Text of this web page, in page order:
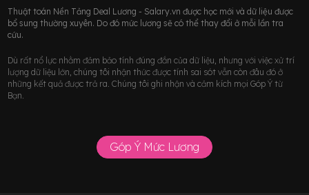
Thuật toán Nền Tảng Deal Lương - Salary.vn được học mới và dữ liệu được
bổ sung thường xuyên. Do đó mức lương sẽ có thể thay đổi ở mỗi lần tra
cứu.
Dù rất nổ lực nhằm đảm bảo tính đúng đắn của dữ liệu, nhưng với việc xử trí
lượng dữ liệu lớn, chúng tôi nhận thức được tính sai sót vẫn còn đâu đó ở
những kết quả được trả ra. Chúng tôi ghi nhận và cảm kích mọi Góp Ý từ
Bạn.
Góp Ý Mức Lương